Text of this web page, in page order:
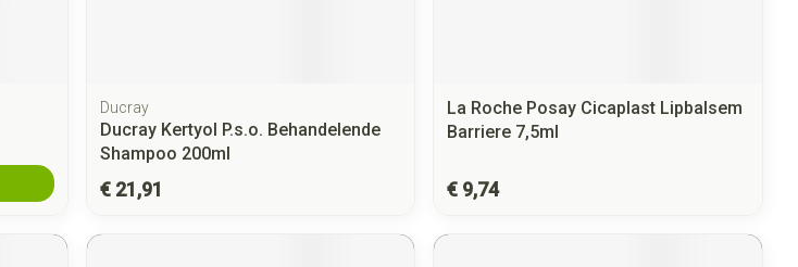
Ducray
Ducray Kertyol P.s.o. Behandelende
Shampoo 200ml
€ 21,91
La Roche Posay Cicaplast Lipbalsem
Barriere 7,5ml
€ 9,74